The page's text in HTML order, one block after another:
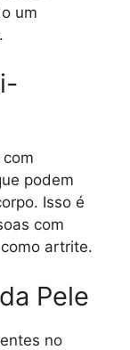
um
podem
Isso é
com
artrite.
Pele
no